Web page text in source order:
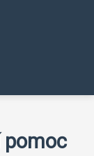
pomoc